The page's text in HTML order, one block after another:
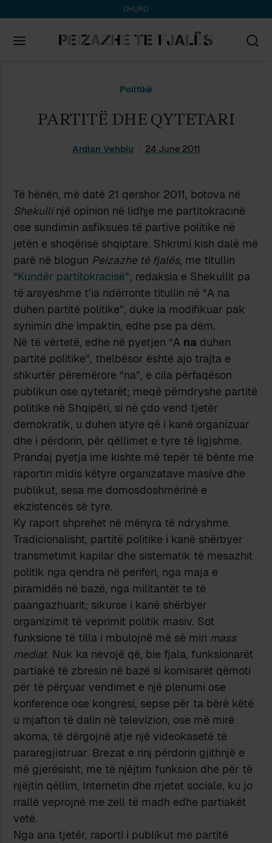
DHURO
Politikë
PARTITË DHE QYTETARI
Ardian Vehbiu 24 June 2011
Të hënën, më datë 21 qershor 2011, botova në
Shekullinjë opinion në lidhje me partitokracinë
ose sundimin asfiksues të partive politike në
jetën e shoqërisë shqiptare. Shkrimi kish dalë më
parë në blogun Peizazhe të fjalës, me titullin
“Kundër partitokracisë”; redaksia e Shekullit pa
të arsyeshme t’ia ndërronte titullin në “A na
duhen partitë politike”, duke ia modifikuar pak
synimin dhe impaktin, edhe pse pa dëm.
Në të vërtetë, edhe në pyetjen “A na duhen
partitë politike”, thelbësor është ajo trajta e
shkurtër përemërore “na”, e cila përfaqëson
publikun ose qytetarët; meqë përndryshe partitë
politike në Shqipëri, si në çdo vend tjetër
demokratik, u duhen atyre që i kanë organizuar
dhe i përdorin, për qëllimet e tyre të ligjshme.
Prandaj pyetja ime kishte më tepër të bënte me
raportin midis këtyre organizatave masive dhe
publikut, sesa me domosdoshmërinë e
ekzistencës së tyre.
Ky raport shprehet në mënyra të ndryshme.
Tradicionalisht, partitë politike i kanë shërbyer
transmetimit kapilar dhe sistematik të mesazhit
politik nga qendra në periferi, nga maja e
piramidës në bazë, nga militantët te të
paangazhuarit; sikurse i kanë shërbyer
organizimit të veprimit politik masiv. Sot
funksione të tilla i mbulojnë më së miri mass
mediat. Nuk ka nevojë që, bie fjala, funksionarët
partiakë të zbresin në bazë si komisarët qëmoti
për të përçuar vendimet e një plenumi ose
konference ose kongresi, sepse për ta bërë këtë
u mjafton të dalin në televizion, ose më mirë
akoma, të dërgojnë atje një videokasetë të
pararegjistruar. Brezat e rinj përdorin gjithnjë e
më gjerësisht, me të njëjtim funksion dhe për të
njëjtin qëllim, Internetin dhe rrjetet sociale, ku jo
rrallë veprojnë me zell të madh edhe partiakët
vetë.
Nga ana tjetër, raporti i publikut me partitë